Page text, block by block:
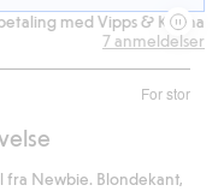
med Vipps & Klarna
For stor
7anmeldelser
fra Newbie. Blondekant,